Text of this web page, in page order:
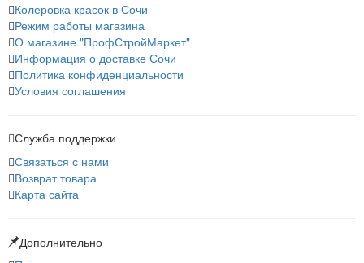
Колеровка красок в Сочи
Режим работы магазина
О магазине "ПрофСтройМаркет"
Информация о доставке Сочи
Политика конфиденциальности
Условия соглашения
Служба поддержки
Связаться с нами
Возврат товара
Карта сайта
Дополнительно